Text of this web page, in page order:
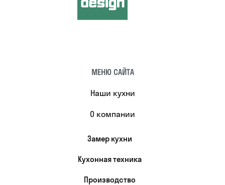
МЕНЮ САЙТА
Наши кухни
О компании
Замер кухни
Кухонная техника
Производство